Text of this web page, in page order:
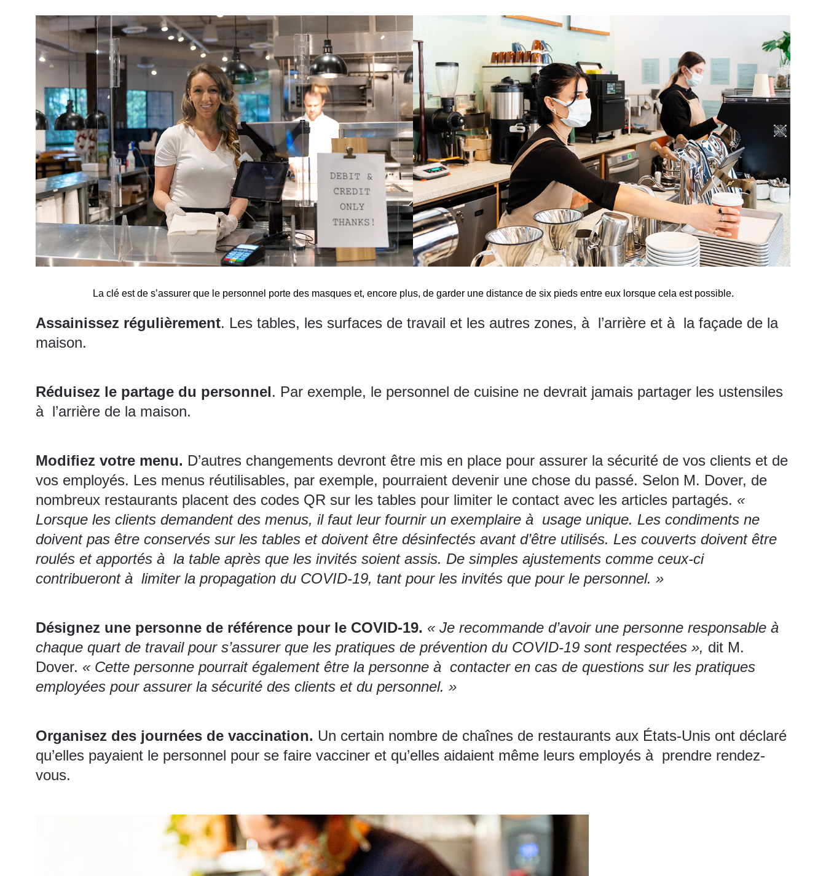
La clé est de s’assurer que le personnel porte des masques et, encore plus, de garder une distance de six pieds entre eux lorsque cela est possible.
Assainissez régulièrement. Les tables, les surfaces de travail et les autres zones, à l’arrière et à la façade de la
maison.
Réduisez le partage du personnel. Par exemple, le personnel de cuisine ne devrait jamais partager les ustensiles
à l’arrière de la maison.
Modifiez votre menu. D’autres changements devront être mis en place pour assurer la sécurité de vos clients et de
vos employés. Les menus réutilisables, par exemple, pourraient devenir une chose du passé. Selon M. Dover, de
nombreux restaurants placent des codes QR sur les tables pour limiter le contact avec les articles partagés. «
Lorsque les clients demandent des menus, il faut leur fournir un exemplaire à usage unique. Les condiments ne
doivent pas être conservés sur les tables et doivent être désinfectés avant d’être utilisés. Les couverts doivent être
roulés et apportés à la table après que les invités soient assis. De simples ajustements comme ceux-ci
contribueront à limiter la propagation du COVID-19, tant pour les invités que pour le personnel. »
Désignez une personne de référence pour le COVID-19. « Je recommande d’avoir une personne responsable à
chaque quart de travail pour s’assurer que les pratiques de prévention du COVID-19 sont respectées », dit M.
Dover. « Cette personne pourrait également être la personne à contacter en cas de questions sur les pratiques
employées pour assurer la sécurité des clients et du personnel. »
Organisez des journées de vaccination. Un certain nombre de chaînes de restaurants aux États-Unis ont déclaré
qu’elles payaient le personnel pour se faire vacciner et qu’elles aidaient même leurs employés à prendre rendez-
vous.